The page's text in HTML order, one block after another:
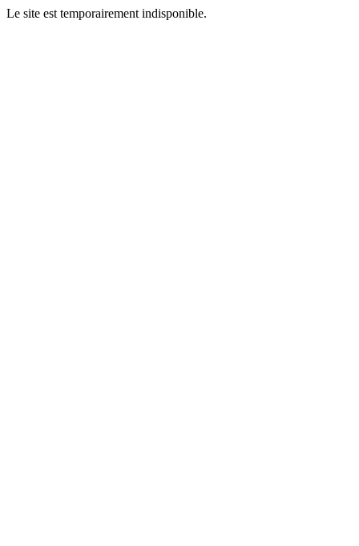
Le site est temporairement indisponible.